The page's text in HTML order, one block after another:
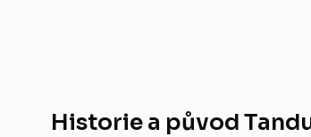
Historie a původ